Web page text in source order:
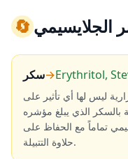
🔄الجلايسيمي
سكر→Erythritol,
ليس لها أي تأثير على
الجلايسيمي 0) مقارنة بالسكر الذي يبلغ مؤشره
تماماً مع الحفاظ على
حلاوة التتبيلة.